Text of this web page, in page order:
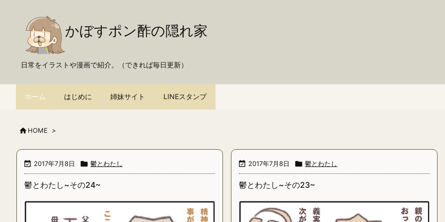
かぼすポン酢の隠れ家
日常をイラストや漫画で紹介。（できれば毎日更新）
ホーム はじめに 姉妹サイト LINEスタンプ
 HOME >
 2017年7月8日  鬱とわたし
鬱とわたし~その24~
 2017年7月8日  鬱とわたし
鬱とわたし~その23~